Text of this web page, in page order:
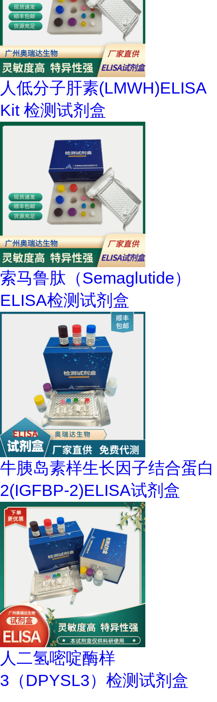
人低分子肝素(LMWH)ELISA
Kit 检测试剂盒
索马鲁肽（Semaglutide）
ELISA检测试剂盒
牛胰岛素样生长因子结合蛋白
2(IGFBP-2)ELISA试剂盒
人二氢嘧啶酶样
3（DPYSL3）检测试剂盒